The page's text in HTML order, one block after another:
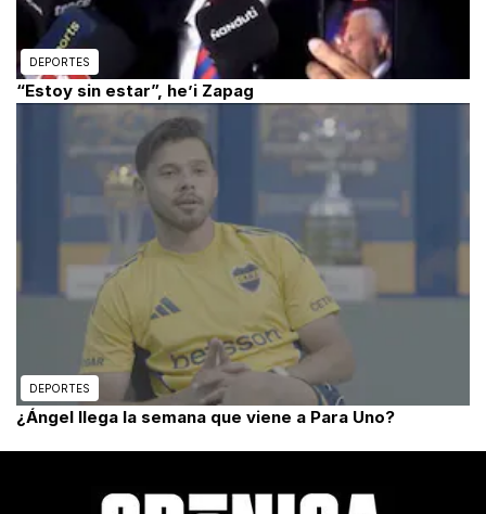
DEPORTES
“Estoy sin estar”, he’i Zapag
DEPORTES
¿Ángel llega la semana que viene a Para Uno?